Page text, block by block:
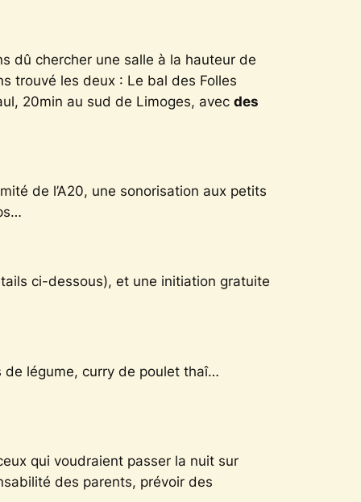
dû chercher une salle à la hauteur de
trouvé les deux : Le bal des Folles
20min au sud de Limoges, avec des
de l’A20, une sonorisation aux petits
ci-dessous), et une initiation gratuite
de légume, curry de poulet thaî…
qui voudraient passer la nuit sur
des parents, prévoir des